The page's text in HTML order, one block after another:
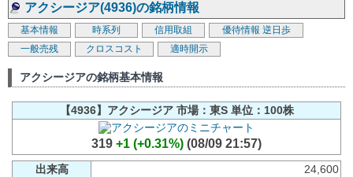
アクシージア(4936)の銘柄情報
基本情報 時系列 信用取組 優待情報 逆日歩
一般売残
クロスコスト 適時開示
アクシージアの銘柄基本情報
【4936】アクシージア 市場：東S 単位：100株
319 +1 (+0.31%) (08/09 21:57)
出来高
24,600